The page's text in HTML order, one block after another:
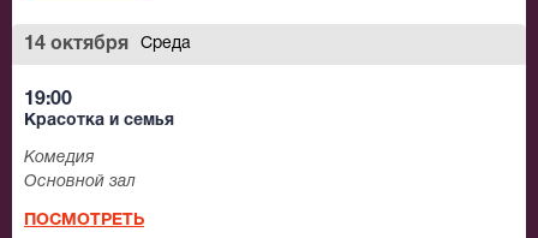
14 октября Среда
19:00
Красотка и семья
Комедия
Основной зал
ПОСМОТРЕТЬ